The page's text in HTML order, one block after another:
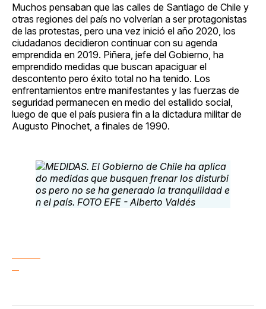
Muchos pensaban que las calles de Santiago de Chile y
otras regiones del país no volverían a ser protagonistas
de las protestas, pero una vez inició el año 2020, los
ciudadanos decidieron continuar con su agenda
emprendida en 2019. Piñera, jefe del Gobierno, ha
emprendido medidas que buscan apaciguar el
descontento pero éxito total no ha tenido. Los
enfrentamientos entre manifestantes y las fuerzas de
seguridad permanecen en medio del estallido social,
luego de que el país pusiera fin a la dictadura militar de
Augusto Pinochet, a finales de 1990.